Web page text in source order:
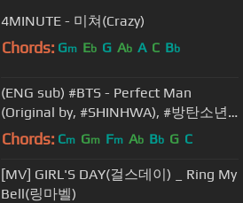
4MINUTE - 미쳐(Crazy)
Chords: Gm Eb G Ab A C Bb
(ENG sub) #BTS - Perfect Man
(Original by, #SHINHWA), #방탄소년
단 [2015 MBC Music festival]
Chords: Cm Gm Fm Ab Bb G C
[MV] GIRL'S DAY(걸스데이) _ Ring My
Bell(링마벨)